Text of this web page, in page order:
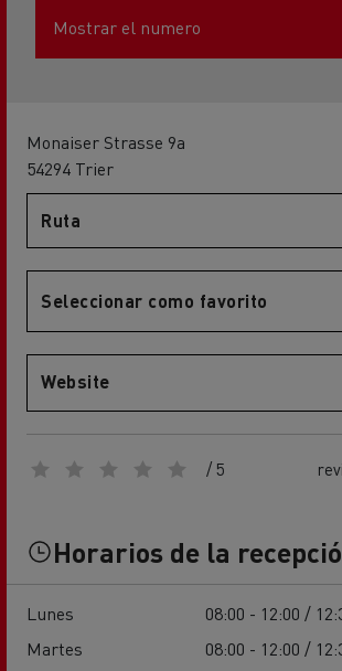
Mostrar el numero
Monaiser Strasse 9a
54294 Trier
Ruta
Seleccionar como favorito
Website
/ 5
Horarios de la
Lunes
08:00 - 12:00 /
Martes
08:00 - 12:00 /